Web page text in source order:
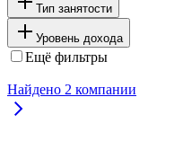
Тип занятости
Уровень дохода
Ещё фильтры
Найдено 2 компании